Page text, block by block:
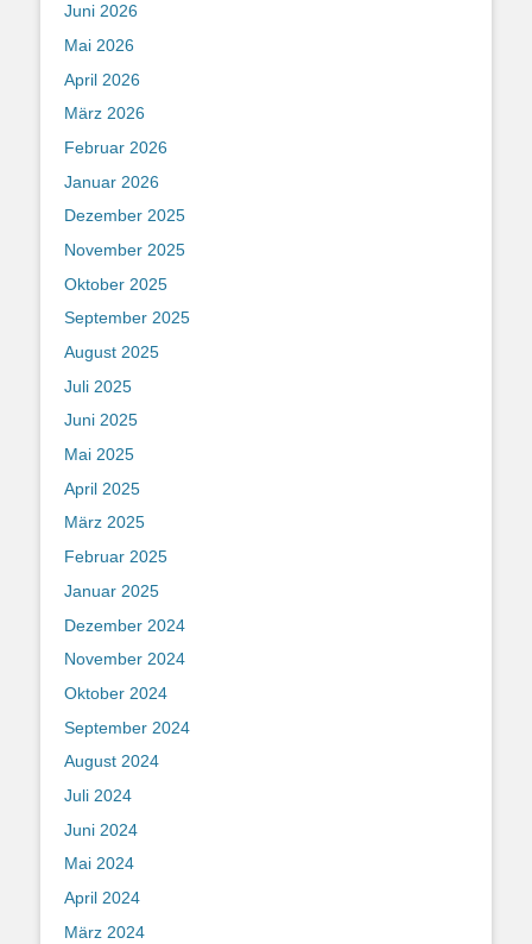
Juni 2026
Mai 2026
April 2026
März 2026
Februar 2026
Januar 2026
Dezember 2025
November 2025
Oktober 2025
September 2025
August 2025
Juli 2025
Juni 2025
Mai 2025
April 2025
März 2025
Februar 2025
Januar 2025
Dezember 2024
November 2024
Oktober 2024
September 2024
August 2024
Juli 2024
Juni 2024
Mai 2024
April 2024
März 2024